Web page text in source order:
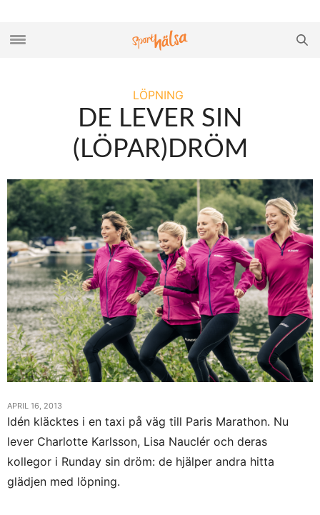
LÖPNING
DE LEVER SIN
(LÖPAR)DRÖM
APRIL 16, 2013
Idén kläcktes i en taxi på väg till Paris Marathon. Nu
lever Charlotte Karlsson, Lisa Nauclér och deras
kollegor i Runday sin dröm: de hjälper andra hitta
glädjen med löpning.